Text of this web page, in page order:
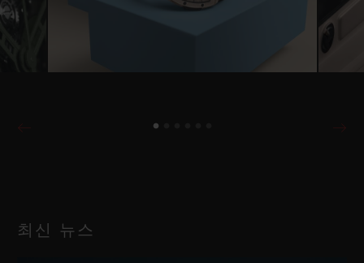
최신 뉴스